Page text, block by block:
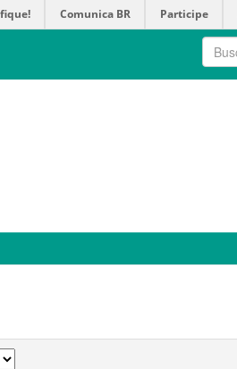
Comunica BR Participe